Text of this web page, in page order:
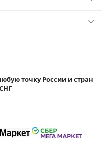
точку России и стран